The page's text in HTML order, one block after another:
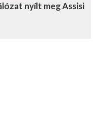
nyílt meg Assisi